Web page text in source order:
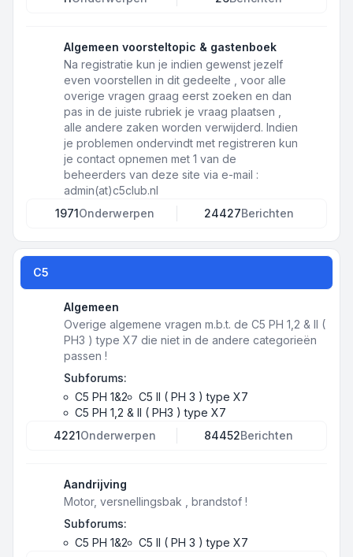
Algemeen voorsteltopic & gastenboek
Na registratie kun je indien gewenst jezelf
even voorstellen in dit gedeelte , voor alle
overige vragen graag eerst zoeken en dan
pas in de juiste rubriek je vraag plaatsen ,
alle andere zaken worden verwijderd. Indien
je problemen ondervindt met registreren kun
je contact opnemen met 1 van de
beheerders van deze site via e-mail :
admin(at)c5club.nl
1971Onderwerpen 24427Berichten
C5
Algemeen
Overige algemene vragen m.b.t. de C5 PH 1,2 & II (
PH3 ) type X7 die niet in de andere categorieën
passen !
Subforums:
C5 PH 1&2
C5 II ( PH 3 ) type X7
C5 PH 1,2 & II ( PH3 ) type X7
4221Onderwerpen 84452Berichten
Aandrijving
Motor, versnellingsbak , brandstof !
Subforums:
C5 PH 1&2
C5 II ( PH 3 ) type X7